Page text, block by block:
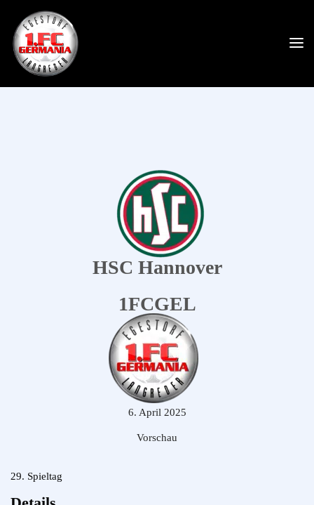
HSC Hannover
1FCGEL
6. April 2025
Vorschau
29. Spieltag